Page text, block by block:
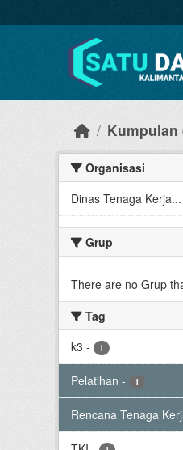
Kumpulan
Organisasi
Dinas Tenaga Kerja...
Grup
There are no Grup
Tag
k3 - 1
Pelatihan - 1
Rencana Tenaga